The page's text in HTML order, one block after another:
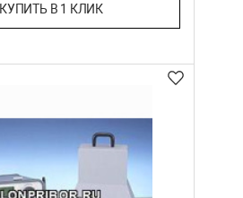
КУПИТЬ В 1 КЛИК